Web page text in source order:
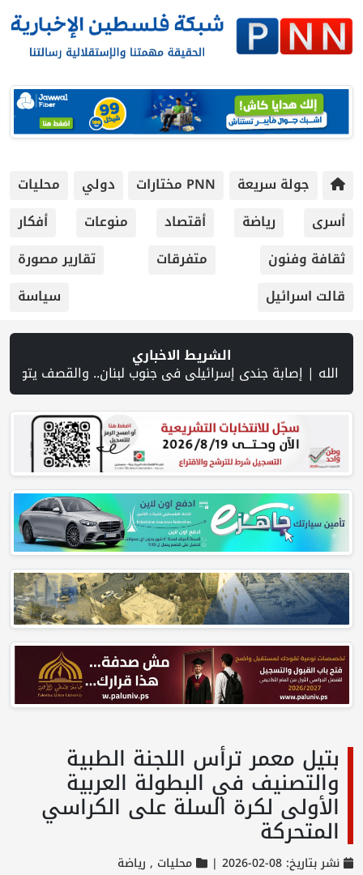
جولة سريعة PNN مختارات دولي
محليات
أسرى
رياضة أقتصاد منوعات
أفكار
ثقافة وفنون
متفرقات
تقارير مصورة
قالت اسرائيل
سياسة
الشريط الاخباري
اقتحام الاحتلال قرية المغير شمال شرق رام الله | منظمة التحرير: منظمة إسرائيلية توفر دعمًا للمستوطنين المتهمين
بتيل معمر ترأس اللجنة الطبية
والتصنيف في البطولة العربية
الأولى لكرة السلة على الكراسي
المتحركة
نشر بتاريخ: 08-02-2026 | محليات , رياضة